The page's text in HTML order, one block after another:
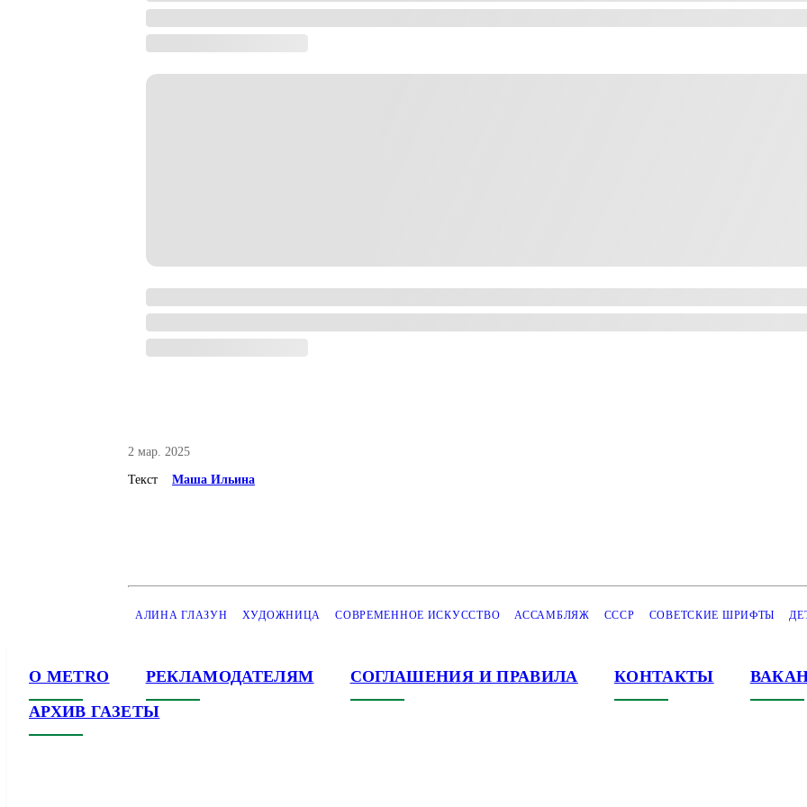
2 мар. 2025
Текст Маша Ильина
АЛИНА ГЛАЗУН ХУДОЖНИЦА СОВРЕМЕННОЕ ИСКУССТВО АССАМБЛЯЖ СССР СОВЕТСКИЕ ШРИФТЫ
О METRO РЕКЛАМОДАТЕЛЯМ СОГЛАШЕНИЯ И ПРАВИЛА КОНТАКТЫ
АРХИВ ГАЗЕТЫ